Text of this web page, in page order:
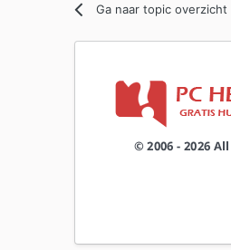
Ga naar topic overzicht